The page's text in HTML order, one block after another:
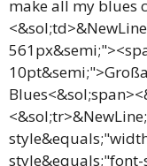
make all my blues
style&equals;"font-